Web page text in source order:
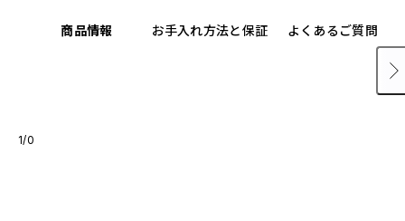
商品情報 お手入れ方法と保証 よくあるご質問
1/0